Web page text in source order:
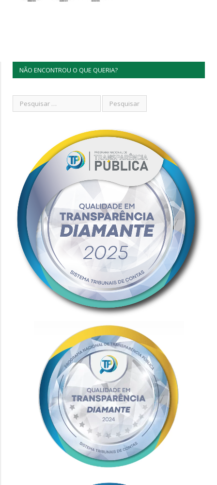
NÃO ENCONTROU O QUE QUERIA?